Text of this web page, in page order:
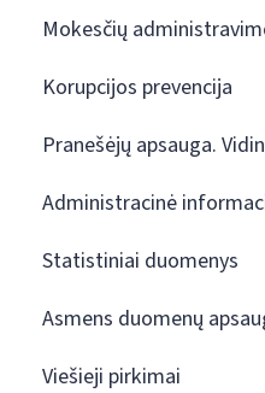
Mokesčių
Korupcijos prevencija
Pranešėjų apsauga.
Administracinė
Statistiniai duomenys
Asmens duomenų
Viešieji pirkimai